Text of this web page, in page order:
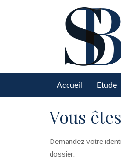
Accueil Etude
Vous
Demandez votre
dossier.